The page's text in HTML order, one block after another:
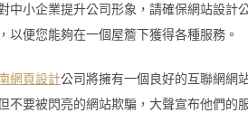
中小企業提升公司形象，請確保網站設
以便您能夠在一個屋簷下獲得各種服務。
網頁設計公司將擁有一個良好的互聯網網
不要被閃亮的網站欺騙，大聲宣布他們的